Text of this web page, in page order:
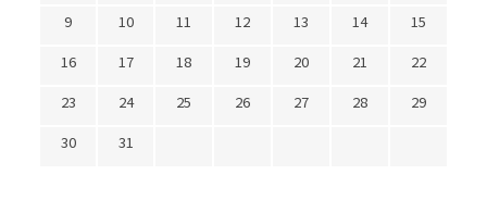
9
10 11 12 13 14
15
16
17 18 19 20 21
22
23
24 25 26 27 28
29
30
31